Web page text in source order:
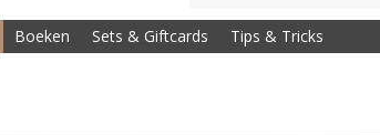
Boeken Sets & Giftcards Tips & Tricks